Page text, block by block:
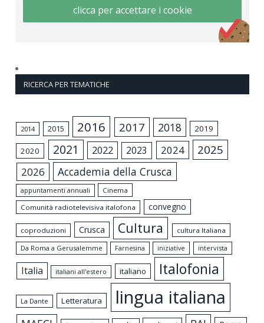
clicca per accettare i cookie
RICERCA PER TEMATICHE
2014 2015 2016 2017 2018 2019
2020 2021 2022 2023 2024 2025
2026 Accademia della Crusca
appuntamenti annuali
Cinema
Comunità radiotelevisiva italofona
convegno
coproduzioni Crusca Cultura
cultura Italiana
Da Roma a Gerusalemme
Farnesina iniziative intervista
Italia italiani all'estero italiano Italofonia
La Dante Letteratura lingua italiana